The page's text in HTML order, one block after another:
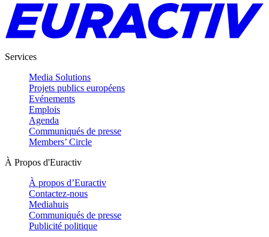
Services
Media Solutions
Projets publics européens
Evénements
Emplois
Agenda
Communiqués de presse
Members’ Circle
À Propos d'Euractiv
À propos d’Euractiv
Contactez-nous
Mediahuis
Communiqués de presse
Publicité politique